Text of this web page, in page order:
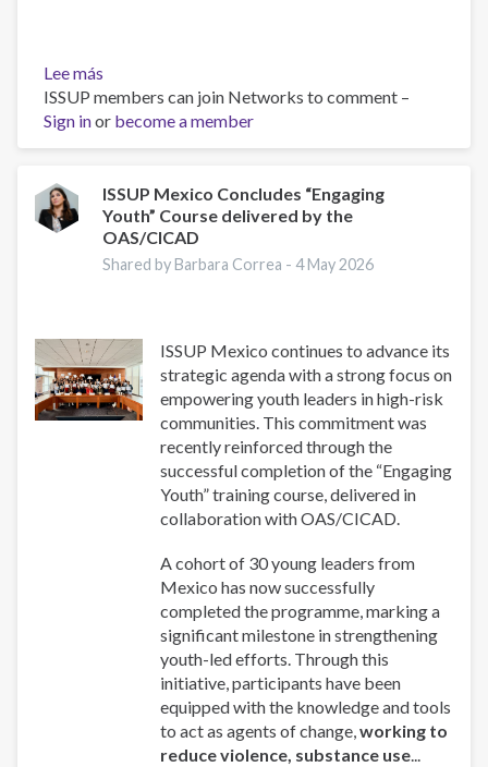
Lee más
Policy
Brief:
Scam
–
Combating
a
Global
ISSUP members can join Networks to comment –
Sign inor become a member
ISSUP Mexico Concludes “Engaging
Youth” Course delivered by the
OAS/CICAD
Shared by Barbara Correa -4 May 2026
ISSUP Mexico continues to advance its
strategic agenda with a strong focus on
empowering youth leaders in high-risk
communities. This commitment was
recently reinforced through the
successful completion of the “Engaging
Youth” training course, delivered in
collaboration with OAS/CICAD.
A cohort of 30 young leaders from
Mexico has now successfully
completed the programme, marking a
significant milestone in strengthening
youth-led efforts. Through this
initiative, participants have been
equipped with the knowledge and tools
to act as agents of change,working to
reduce violence, substance use...